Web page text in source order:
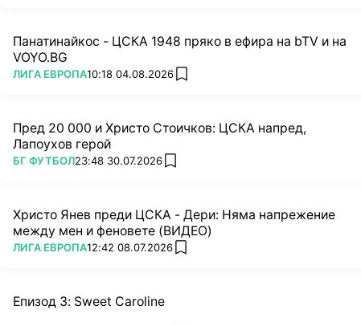
Панатинайкос - ЦСКА 1948 пряко в ефира на bTV и на
VOYO.BG
ПОВЕЧЕ ОТ
ЛИГА ЕВРОПА10:18 04.08.2026 add favorites
Пред 20 000 и Христо Стоичков: ЦСКА напред,
Лапоухов герой
ПОВЕЧЕ ОТ
БГ ФУТБОЛ23:48 30.07.2026 add favorites
Христо Янев преди ЦСКА - Дери: Няма напрежение
между мен и феновете (ВИДЕО)
ПОВЕЧЕ ОТ
ЛИГА ЕВРОПА12:42 08.07.2026 add favorites
Епизод 3: Sweet Caroline